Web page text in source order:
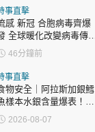
事直擊
新冠 合胞病毒齊爆
全球暖化改變病毒傳播
鏈 專家：市民勿掉以輕心
46分鐘前
事直擊
物安全｜阿拉斯加銀鱈
樣本水銀含量爆表！或
令視力聽覺記憶力永久受
損
2026-08-07